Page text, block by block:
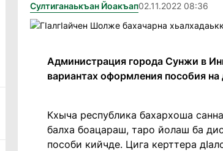
Султиганаькъан Йоакъап02.11.2022 08:36
Администрация города Сунжи в
вариантах оформления пособия
Кхыча республика бахархоша
балха боацараш, таро йолаш ба
пособи кийчде. Цига керттера